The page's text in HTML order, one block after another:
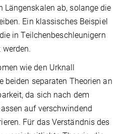
Längenskalen ab, solange die
Ein klassisches Beispiel
in Teilchenbeschleunigern
werden.
wie den Urknall
beiden separaten Theorien an
da sich nach dem
auf verschwindend
Für das Verständnis des